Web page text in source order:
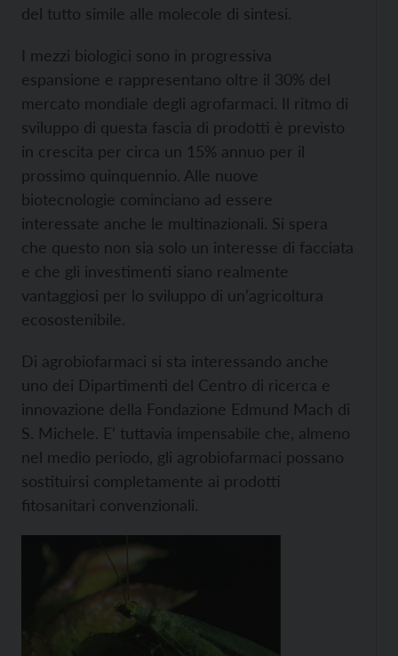
del tutto simile alle molecole di sintesi.
I mezzi biologici sono in progressiva
espansione e rappresentano oltre il 30% del
mercato mondiale degli agrofarmaci. Il ritmo di
sviluppo di questa fascia di prodotti è previsto
in crescita per circa un 15% annuo per il
prossimo quinquennio. Alle nuove
biotecnologie cominciano ad essere
interessate anche le multinazionali. Si spera
che questo non sia solo un interesse di facciata
e che gli investimenti siano realmente
vantaggiosi per lo sviluppo di un’agricoltura
ecosostenibile.
Di agrobiofarmaci si sta interessando anche
uno dei Dipartimenti del Centro di ricerca e
innovazione della Fondazione Edmund Mach di
S. Michele. E’ tuttavia impensabile che, almeno
nel medio periodo, gli agrobiofarmaci possano
sostituirsi completamente ai prodotti
fitosanitari convenzionali.